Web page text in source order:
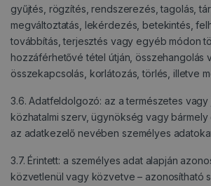
gyűjtés, rögzítés, rendszerezés, tagolás,
megváltoztatás, lekérdezés, betekintés,
továbbítás, terjesztés vagy egyéb módon
hozzáférhetővé tétel útján, összehangolás
összekapcsolás, korlátozás, törlés, illetve
3.6. Adatfeldolgozó: az a természetes vagy
közhatalmi szerv, ügynökség vagy
az adatkezelő nevében személyes
3.7. Érintett: a személyes adat alapján
közvetlenül vagy közvetve – azonosítható